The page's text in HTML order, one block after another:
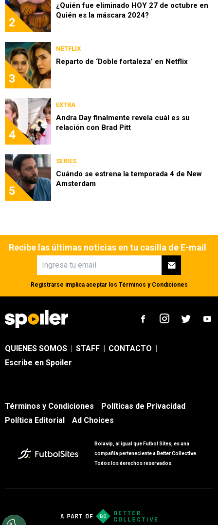
2
¿Quién fue eliminado HOY 27 de octubre en
Quién es la máscara 2024?
3
NETFLIX
Reparto de ‘Doble fortaleza’ en Netflix
4
EXTRA
Andra Day finalmente revela cuál es su
relación con Brad Pitt
5
SERIES
Cuándo se estrena la temporada 4 de New
Amsterdam
Recibe las últimas noticias en tu casilla de E-mail
Registrarse implica aceptar los Términos y Condiciones
QUIENES SOMOS | STAFF | CONTACTO |
Escribe en Spoiler
Términos y Condiciones
Políticas de Privacidad
Política Editorial
Ad Choices
Bolavip, al igual que Futbol Sites, es una
compañía perteneciente a Better Collective.
Todos los derechos reservados.